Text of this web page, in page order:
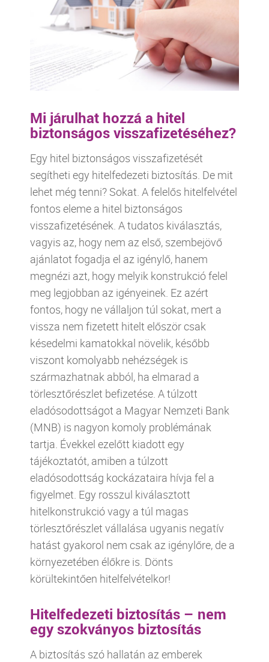
Mi járulhat hozzá a hitel
biztonságos visszafizetéséhez?
Egy hitel biztonságos visszafizetését
segítheti egy hitelfedezeti biztosítás. De mit
lehet még tenni? Sokat. A felelős hitelfelvétel
fontos eleme a hitel biztonságos
visszafizetésének. A tudatos kiválasztás,
vagyis az, hogy nem az első, szembejövő
ajánlatot fogadja el az igénylő, hanem
megnézi azt, hogy melyik konstrukció felel
meg legjobban az igényeinek. Ez azért
fontos, hogy ne vállaljon túl sokat, mert a
vissza nem fizetett hitelt először csak
késedelmi kamatokkal növelik, később
viszont komolyabb nehézségek is
származhatnak abból, ha elmarad a
törlesztőrészlet befizetése. A túlzott
eladósodottságot a Magyar Nemzeti Bank
(MNB) is nagyon komoly problémának
tartja. Évekkel ezelőtt kiadott egy
tájékoztatót, amiben a túlzott
eladósodottság kockázataira hívja fel a
figyelmet. Egy rosszul kiválasztott
hitelkonstrukció vagy a túl magas
törlesztőrészlet vállalása ugyanis negatív
hatást gyakorol nem csak az igénylőre, de a
környezetében élőkre is. Dönts
körültekintően hitelfelvételkor!
Hitelfedezeti biztosítás – nem
egy szokványos biztosítás
A biztosítás szó hallatán az emberek